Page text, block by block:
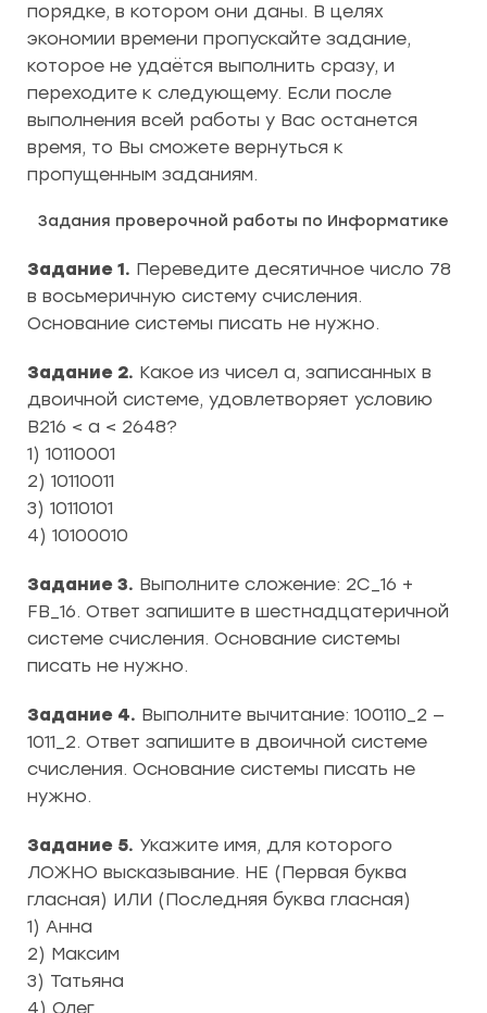
порядке, в котором они даны. В целях
экономии времени пропускайте задание,
которое не удаётся выполнить сразу, и
переходите к следующему. Если после
выполнения всей работы у Вас останется
время, то Вы сможете вернуться к
пропущенным заданиям.
Задания проверочной работы по Информатике
Задание 1. Переведите десятичное число 78
в восьмеричную систему счисления.
Основание системы писать не нужно.
Задание 2. Какое из чисел а, записанных в
двоичной системе, удовлетворяет условию
В216 < а < 2648?
1) 10110001
2) 10110011
3) 10110101
4) 10100010
Задание 3. Выполните сложение: 2С_16 +
FB_16. Ответ запишите в шестнадцатеричной
системе счисления. Основание системы
писать не нужно.
Задание 4. Выполните вычитание: 100110_2 —
1011_2. Ответ запишите в двоичной системе
счисления. Основание системы писать не
нужно.
Задание 5. Укажите имя, для которого
ЛОЖНО высказывание. НЕ (Первая буква
гласная) ИЛИ (Последняя буква гласная)
1) Анна
2) Максим
3) Татьяна
4) Олег